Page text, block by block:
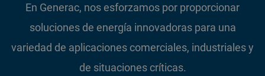
En Generac, nos esforzamos por proporcionar
soluciones de energía innovadoras para una
variedad de aplicaciones comerciales, industriales y
de situaciones críticas.